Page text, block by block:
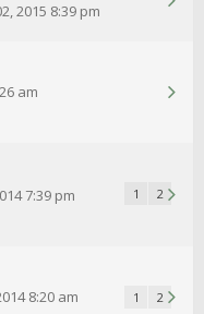
2015 8:39 pm
am
7:39 pm 1 2
8:20 am 1 2